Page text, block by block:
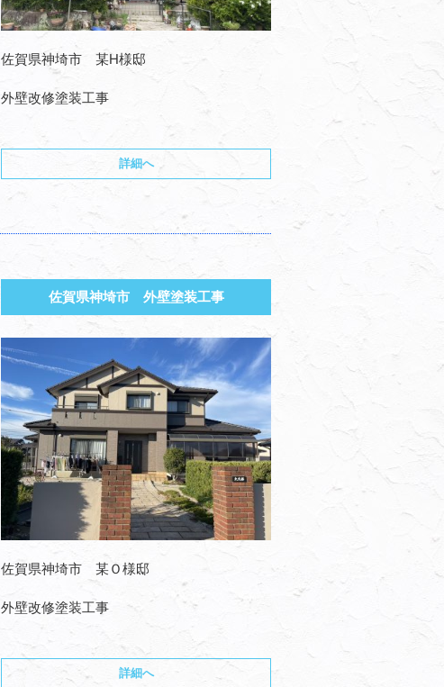
佐賀県神埼市 某H様邸
外壁改修塗装工事
詳細へ
佐賀県神埼市 外壁塗装工事
佐賀県神埼市 某Ｏ様邸
外壁改修塗装工事
詳細へ